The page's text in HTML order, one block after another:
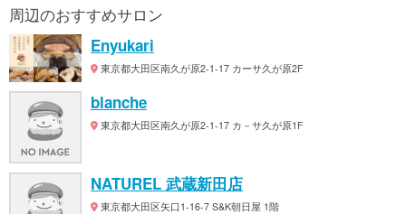
周辺のおすすめサロン
Enyukari
東京都大田区南久が原2-1-17 カーサ久が原2F
blanche
東京都大田区南久が原2-1-17 カ－サ久が原1F
NATUREL 武蔵新田店
東京都大田区矢口1-16-7 S&K朝日屋 1階